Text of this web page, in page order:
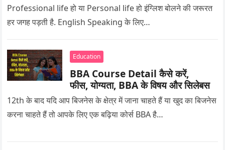
Professional life हो या Personal life हो इंग्लिश बोलने की जरूरत
हर जगह पड़ती है. English Speaking के लिए…
Education
BBA Course Detail कैसे करें,
फीस, योग्यता, BBA के विषय और सिलेबस
12th के बाद यदि आप बिजनेस के क्षेत्र में जाना चाहते हैं या खुद का बिजनेस
करना चाहते हैं तो आपके लिए एक बढ़िया कोर्स BBA है…